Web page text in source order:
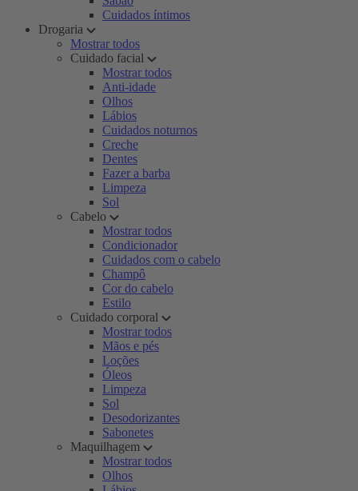
Cuidados íntimos
Drogaria
Mostrar todos
Cuidado facial
Mostrar todos
Anti-idade
Olhos
Lábios
Cuidados noturnos
Creche
Dentes
Fazer a barba
Limpeza
Sol
Cabelo
Mostrar todos
Condicionador
Cuidados com o cabelo
Champô
Cor do cabelo
Estilo
Cuidado corporal
Mostrar todos
Mãos e pés
Loções
Óleos
Limpeza
Sol
Desodorizantes
Sabonetes
Maquilhagem
Mostrar todos
Olhos